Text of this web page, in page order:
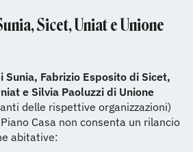
Sicet, Uniat e Unione
Fabrizio Esposito di Sicet,
e Silvia Paoluzzi di Unione
delle rispettive organizzazioni)
Casa non consenta un rilancio
abitative: